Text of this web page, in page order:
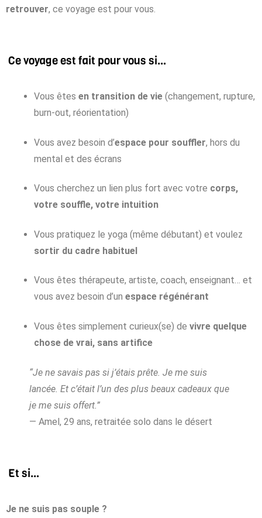
retrouver, ce voyage est pour vous.
Ce voyage est fait pour vous si…
Vous êtes en transition de vie (changement, rupture,
burn-out, réorientation)
Vous avez besoin d’espace pour souffler, hors du
mental et des écrans
Vous cherchez un lien plus fort avec votre corps,
votre souffle, votre intuition
Vous pratiquez le yoga (même débutant) et voulez
sortir du cadre habituel
Vous êtes thérapeute, artiste, coach, enseignant… et
vous avez besoin d’un espace régénérant
Vous êtes simplement curieux(se) de vivre quelque
chose de vrai, sans artifice
“Je ne savais pas si j’étais prête. Je me suis
lancée. Et c’était l’un des plus beaux cadeaux que
je me suis offert.”
— Amel, 29 ans, retraitée solo dans le désert
Et si…
Je ne suis pas souple ?